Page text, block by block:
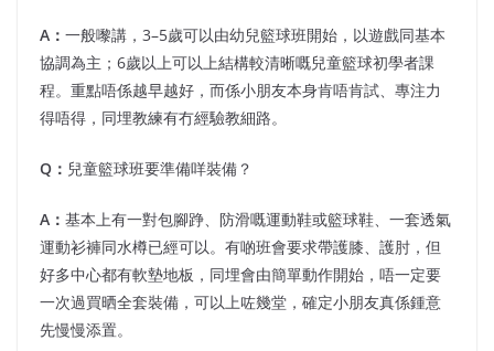
A： 一般嚟講，3–5歲可以由幼兒籃球班開始，以遊戲同基本
協調為主；6歲以上可以上結構較清晰嘅兒童籃球初學者課
程。重點唔係越早越好，而係小朋友本身肯唔肯試、專注力
得唔得，同埋教練有冇經驗教細路。
Q： 兒童籃球班要準備咩裝備？
A： 基本上有一對包腳踭、防滑嘅運動鞋或籃球鞋、一套透氣
運動衫褲同水樽已經可以。有啲班會要求帶護膝、護肘，但
好多中心都有軟墊地板，同埋會由簡單動作開始，唔一定要
一次過買晒全套裝備，可以上咗幾堂，確定小朋友真係鍾意
先慢慢添置。